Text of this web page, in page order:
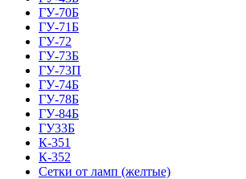
ГУ-70Б
ГУ-71Б
ГУ-72
ГУ-73Б
ГУ-73П
ГУ-74Б
ГУ-78Б
ГУ-84Б
ГУ33Б
К-351
К-352
Сетки от ламп (желтые)